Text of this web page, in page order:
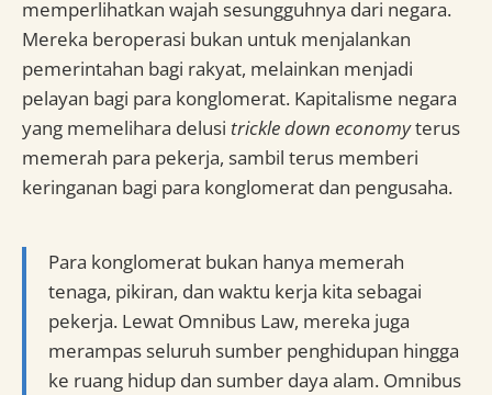
memperlihatkan wajah sesungguhnya dari negara.
Mereka beroperasi bukan untuk menjalankan
pemerintahan bagi rakyat, melainkan menjadi
pelayan bagi para konglomerat. Kapitalisme negara
yang memelihara delusi trickle down economyterus
memerah para pekerja, sambil terus memberi
keringanan bagi para konglomerat dan pengusaha.
Para konglomerat bukan hanya memerah
tenaga, pikiran, dan waktu kerja kita sebagai
pekerja. Lewat Omnibus Law, mereka juga
merampas seluruh sumber penghidupan hingga
ke ruang hidup dan sumber daya alam. Omnibus